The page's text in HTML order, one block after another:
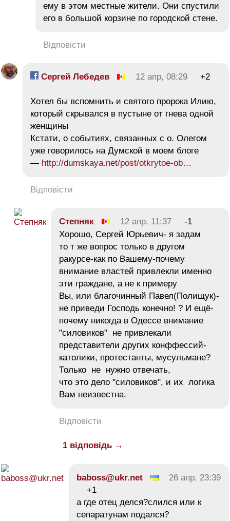
ему в этом местные жители. Они спустили
его в большой корзине по городской стене.
Відповісти
Сергей Лебедев 12 апр, 08:29 +2
Хотел бы вспомнить и святого пророка Илию,
который скрывался в пустыне от гнева одной
женщины
Кстати, о событиях, связанных с о. Олегом
уже говорилось на Думской в моем блоге
— http://dumskaya.net/post/otkrytoe-ob…
Відповісти
Cтепняк 12 апр, 11:37
-1
Хорошо, Сергей Юрьевич- я задам
то т же вопрос только в другом
ракурсе-как по Вашему-почему
внимание властей привлекли именно
эти граждане, а не к примеру
Вы, или благочинный Павел(Полищук)-
не приведи Господь конечно! ? И ещё-
почему никогда в Одессе внимание
"силовиков" не привлекали
представители других конффессий-
католики, протестанты, мусульмане?
Только не нужно отвечать,
что это дело "силовиков", и их логика
Вам неизвестна.
Відповісти
1 відповідь →
baboss@ukr.net
26 апр, 23:39
+1
а где отец делся?слился или к
сепаратунам подался?